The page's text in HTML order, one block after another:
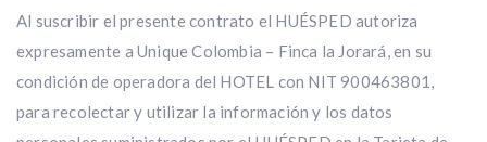
Al suscribir el presente contrato el HUÉSPED autoriza
expresamente a Unique Colombia – Finca la Jorará, en su
condición de operadora del HOTEL con NIT 900463801,
para recolectar y utilizar la información y los datos